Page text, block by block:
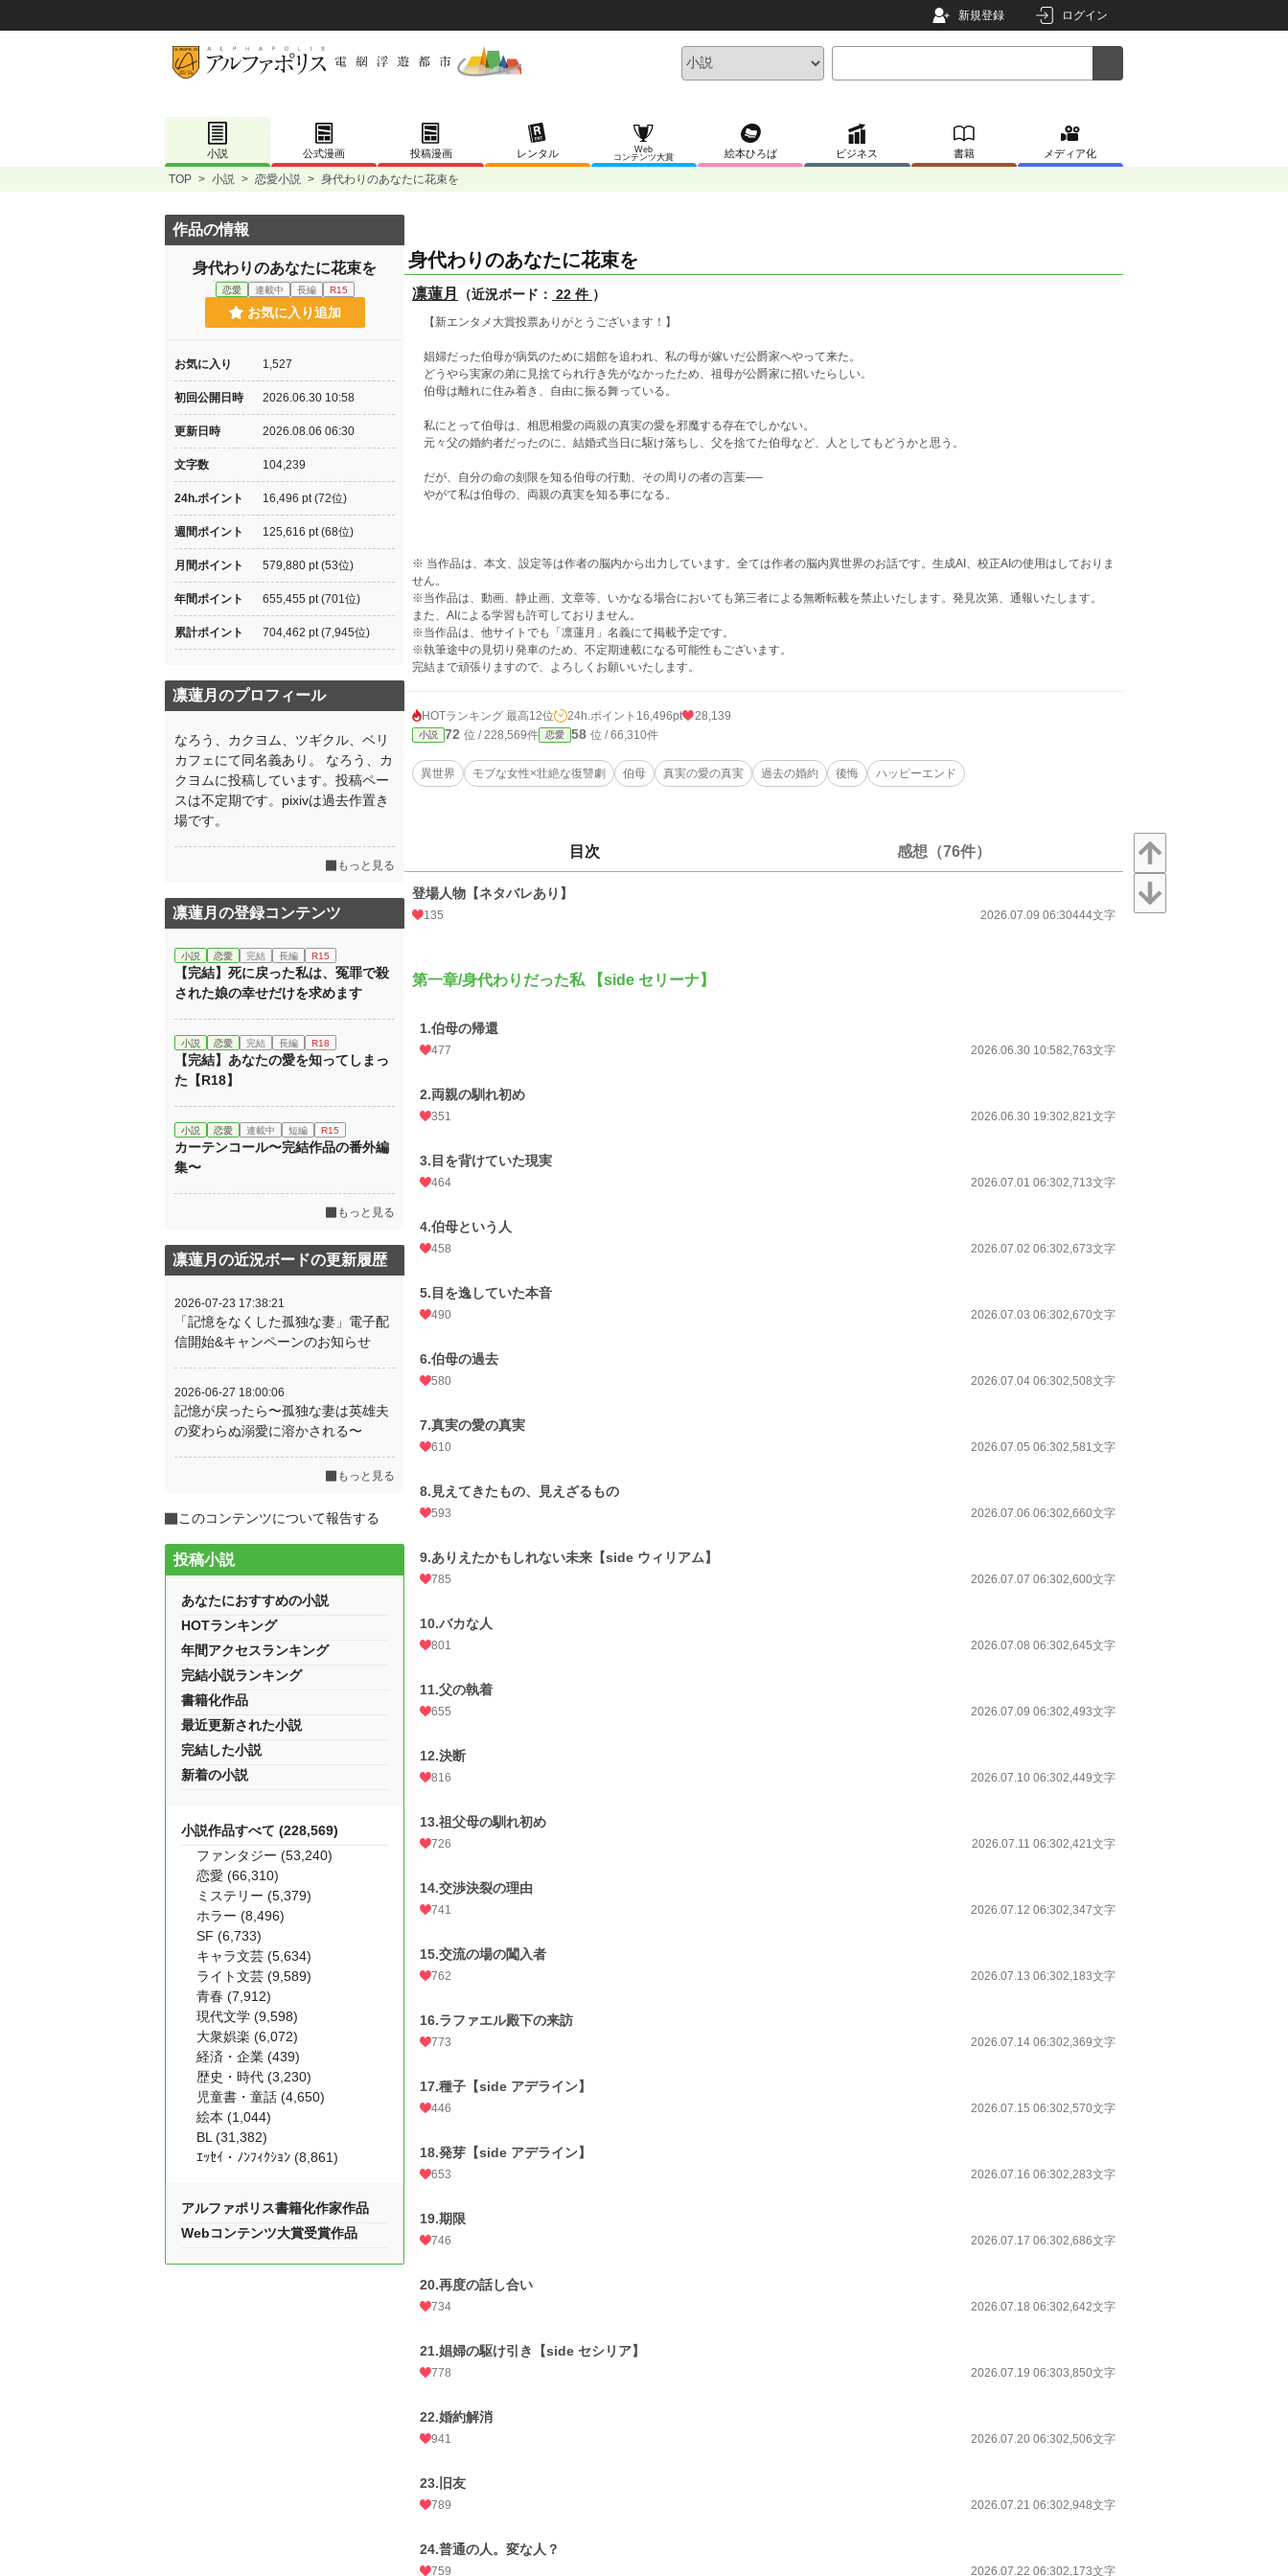
新規登録 ログイン
小説 公式漫画 投稿漫画 レンタル
Web
コンテンツ大賞
絵本ひろば ビジネス 書籍 メディア化
TOP > 小説 > 恋愛小説 > 身代わりのあなたに花束を
身代わりのあなたに花束を
凛蓮月 （近況ボード： 22 件 ）
【新エンタメ大賞投票ありがとうございます！】
娼婦だった伯母が病気のために娼館を追われ、私の母が嫁いだ公爵家へやって来た。
どうやら実家の弟に見捨てられ行き先がなかったため、祖母が公爵家に招いたらしい。
伯母は離れに住み着き、自由に振る舞っている。
私にとって伯母は、相思相愛の両親の真実の愛を邪魔する存在でしかない。
元々父の婚約者だったのに、結婚式当日に駆け落ちし、父を捨てた伯母など、人としてもどうかと思う。
だが、自分の命の刻限を知る伯母の行動、その周りの者の言葉──
やがて私は伯母の、両親の真実を知る事になる。
※ 当作品は、本文、設定等は作者の脳内から出力しています。全ては作者の脳内異世界のお話です。生成AI、校正AIの使用はしておりま
せん。
※当作品は、動画、静止画、文章等、いかなる場合においても第三者による無断転載を禁止いたします。発見次第、通報いたします。
また、AIによる学習も許可しておりません。
※当作品は、他サイトでも「凛蓮月」名義にて掲載予定です。
※執筆途中の見切り発車のため、不定期連載になる可能性もございます。
完結まで頑張りますので、よろしくお願いいたします。
HOTランキング 最高12位 24h.ポイント 16,496pt 28,139
小説 72 位 / 228,569件 恋愛 58 位 / 66,310件
異世界 モブな女性×壮絶な復讐劇 伯母 真実の愛の真実 過去の婚約 後悔 ハッピーエンド
目次 感想（76件）
登場人物【ネタバレあり】
135 2026.07.09 06:30444文字
第一章/身代わりだった私 【side セリーナ】
1.伯母の帰還
477 2026.06.30 10:582,763文字
2.両親の馴れ初め
351 2026.06.30 19:302,821文字
3.目を背けていた現実
464 2026.07.01 06:302,713文字
4.伯母という人
458 2026.07.02 06:302,673文字
5.目を逸していた本音
490 2026.07.03 06:302,670文字
6.伯母の過去
580 2026.07.04 06:302,508文字
7.真実の愛の真実
610 2026.07.05 06:302,581文字
8.見えてきたもの、見えざるもの
593 2026.07.06 06:302,660文字
9.ありえたかもしれない未来【side ウィリアム】
785 2026.07.07 06:302,600文字
10.バカな人
801 2026.07.08 06:302,645文字
11.父の執着
655 2026.07.09 06:302,493文字
12.決断
816 2026.07.10 06:302,449文字
13.祖父母の馴れ初め
726 2026.07.11 06:302,421文字
14.交渉決裂の理由
741 2026.07.12 06:302,347文字
15.交流の場の闖入者
762 2026.07.13 06:302,183文字
16.ラファエル殿下の来訪
773 2026.07.14 06:302,369文字
17.種子【side アデライン】
446 2026.07.15 06:302,570文字
18.発芽【side アデライン】
653 2026.07.16 06:302,283文字
19.期限
746 2026.07.17 06:302,686文字
20.再度の話し合い
734 2026.07.18 06:302,642文字
21.娼婦の駆け引き【side セシリア】
778 2026.07.19 06:303,850文字
22.婚約解消
941 2026.07.20 06:302,506文字
23.旧友
789 2026.07.21 06:302,948文字
24.普通の人。変な人？
759 2026.07.22 06:302,173文字
作品の情報
身代わりのあなたに花束を
恋愛 連載中 長編 R15
お気に入り追加
お気に入り 1,527
初回公開日時 2026.06.30 10:58
更新日時 2026.08.06 06:30
文字数 104,239
24h.ポイント 16,496 pt (72位)
週間ポイント 125,616 pt (68位)
月間ポイント 579,880 pt (53位)
年間ポイント 655,455 pt (701位)
累計ポイント 704,462 pt (7,945位)
凛蓮月のプロフィール
なろう、カクヨム、ツギクル、ベリ
カフェにて同名義あり。 なろう、カ
クヨムに投稿しています。投稿ペー
スは不定期です。pixivは過去作置き
場です。
もっと見る
凛蓮月の登録コンテンツ
小説 恋愛 完結 長編 R15
【完結】死に戻った私は、冤罪で殺
された娘の幸せだけを求めます
小説 恋愛 完結 長編 R18
【完結】あなたの愛を知ってしまっ
た【R18】
小説 恋愛 連載中 短編 R15
カーテンコール〜完結作品の番外編
集〜
もっと見る
凛蓮月の近況ボードの更新履歴
2026-07-23 17:38:21
「記憶をなくした孤独な妻」電子配
信開始&キャンペーンのお知らせ
2026-06-27 18:00:06
記憶が戻ったら〜孤独な妻は英雄夫
の変わらぬ溺愛に溶かされる〜
もっと見る
このコンテンツについて報告する
投稿小説
あなたにおすすめの小説
HOTランキング
年間アクセスランキング
完結小説ランキング
書籍化作品
最近更新された小説
完結した小説
新着の小説
小説作品すべて (228,569)
ファンタジー (53,240)
恋愛 (66,310)
ミステリー (5,379)
ホラー (8,496)
SF (6,733)
キャラ文芸 (5,634)
ライト文芸 (9,589)
青春 (7,912)
現代文学 (9,598)
大衆娯楽 (6,072)
経済・企業 (439)
歴史・時代 (3,230)
児童書・童話 (4,650)
絵本 (1,044)
BL (31,382)
ｴｯｾｲ・ﾉﾝﾌｨｸｼｮﾝ (8,861)
アルファポリス書籍化作家作品
Webコンテンツ大賞受賞作品